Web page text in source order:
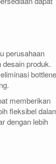
perusahaan
produk.
memberikan
fleksibel
dengan lebih